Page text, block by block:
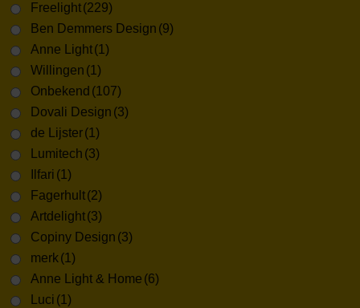
Freelight(229)
Ben Demmers Design (9)
Anne Light(1)
Willingen (1)
Onbekend (107)
Dovali Design (3)
de Lijster(1)
Lumitech (3)
Ilfari (1)
Fagerhult(2)
Artdelight(3)
Copiny Design (3)
merk(1)
Anne Light & Home (6)
Luci (1)